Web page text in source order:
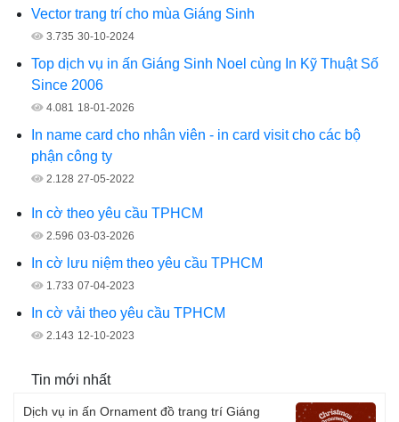
Vector trang trí cho mùa Giáng Sinh
3.735 30-10-2024
Top dịch vụ in ấn Giáng Sinh Noel cùng In Kỹ Thuật Số
Since 2006
4.081 18-01-2026
In name card cho nhân viên - in card visit cho các bộ
phận công ty
2.128 27-05-2022
In cờ theo yêu cầu TPHCM
2.596 03-03-2026
In cờ lưu niệm theo yêu cầu TPHCM
1.733 07-04-2023
In cờ vải theo yêu cầu TPHCM
2.143 12-10-2023
Tin mới nhất
Dịch vụ in ấn Ornament đồ trang trí Giáng